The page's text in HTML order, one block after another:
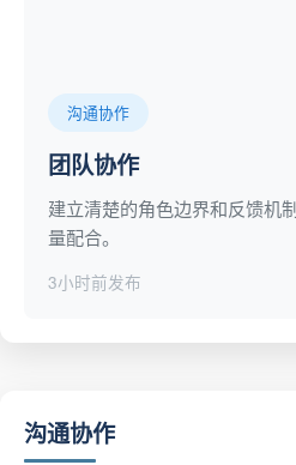
沟通协作
团队协作
建立清楚的角色边界和反馈机
量配合。
3小时前发布
沟通协作